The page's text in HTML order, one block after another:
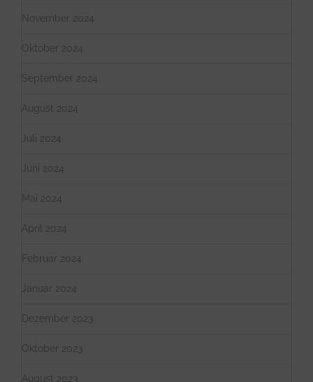
November 2024
Oktober 2024
September 2024
August 2024
Juli 2024
Juni 2024
Mai 2024
April 2024
Februar 2024
Januar 2024
Dezember 2023
Oktober 2023
August 2023